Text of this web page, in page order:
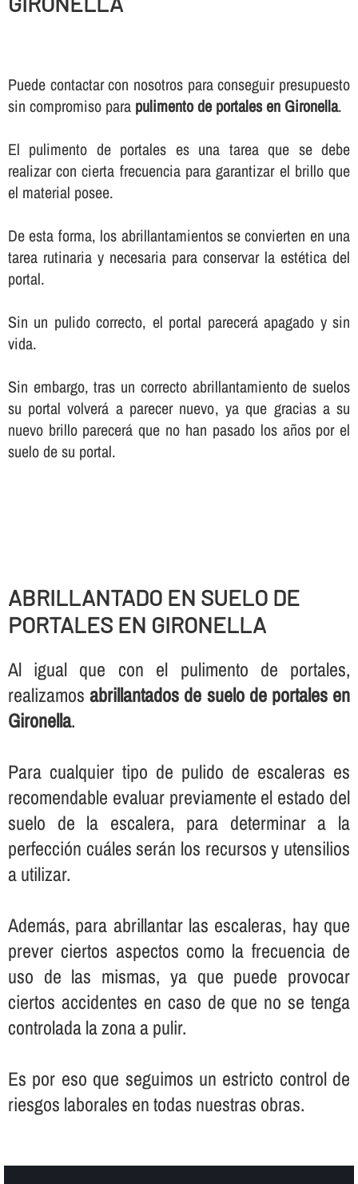
Puede contactar con nosotros para conseguir presupuesto
sin compromiso para pulimento de portales en Gironella.
El pulimento de portales es una tarea que se debe
realizar con cierta frecuencia para garantizar el brillo que
el material posee.
De esta forma, los abrillantamientos se convierten en una
tarea rutinaria y necesaria para conservar la estética del
portal.
Sin un pulido correcto, el portal parecerá apagado y sin
vida.
Sin embargo, tras un correcto abrillantamiento de suelos
su portal volverá a parecer nuevo, ya que gracias a su
nuevo brillo parecerá que no han pasado los años por el
suelo de su portal.
ABRILLANTADO EN SUELO DE
PORTALES EN GIRONELLA
Al igual que con el pulimento de portales,
realizamosabrillantados de suelo de portales en
Gironella.
Para cualquier tipo de pulido de escaleras es
recomendable evaluar previamente el estado del
suelo de la escalera, para determinar a la
perfección cuáles serán los recursos y utensilios
a utilizar.
Además, para abrillantar las escaleras, hay que
prever ciertos aspectos como la frecuencia de
uso de las mismas, ya que puede provocar
ciertos accidentes en caso de que no se tenga
controlada la zona a pulir.
Es por eso que seguimos un estricto control de
riesgos laborales en todas nuestras obras.